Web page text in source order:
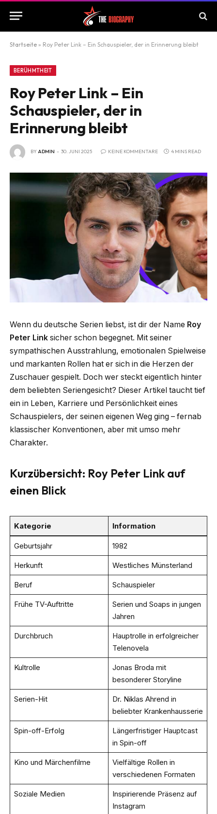
Startseite » Roy Peter Link – Ein Schauspieler, der in Erinnerung bleibt
BERÜHMTHEIT
Roy Peter Link – Ein
Schauspieler, der in
Erinnerung bleibt
BYADMIN 30. JUNI 2025 KEINE KOMMENTARE 4 MINS READ
Wenn du deutsche Serien liebst, ist dir der Name Roy
Peter Link sicher schon begegnet. Mit seiner
sympathischen Ausstrahlung, emotionalen Spielweise
und markanten Rollen hat er sich in die Herzen der
Zuschauer gespielt. Doch wer steckt eigentlich hinter
dem beliebten Seriengesicht? Dieser Artikel taucht tief
ein in Leben, Karriere und Persönlichkeit eines
Schauspielers, der seinen eigenen Weg ging – fernab
klassischer Konventionen, aber mit umso mehr
Charakter.
Kurzübersicht: Roy Peter Link auf
einen Blick
Kategorie Information
Geburtsjahr 1982
Herkunft Westliches Münsterland
Beruf Schauspieler
Frühe TV-Auftritte
Serien und Soaps in jungen
Jahren
Durchbruch
Hauptrolle in erfolgreicher
Telenovela
Kultrolle
Jonas Broda mit
besonderer Storyline
Serien-Hit
Dr. Niklas Ahrend in
beliebter Krankenhausserie
Spin-off-Erfolg
Längerfristiger Hauptcast
in Spin-off
Kino und Märchenfilme
Vielfältige Rollen in
verschiedenen Formaten
Soziale Medien
Inspirierende Präsenz auf
Instagram